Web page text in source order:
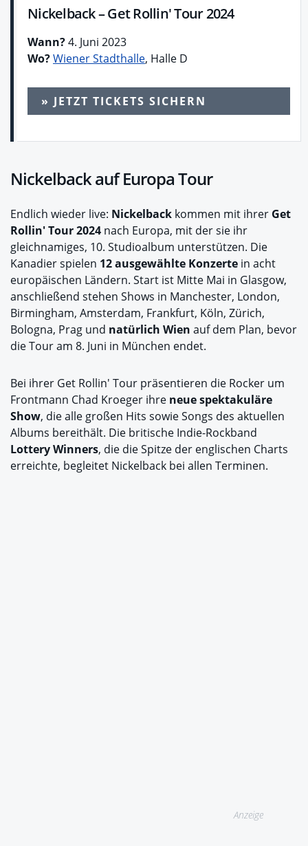
Nickelback – Get Rollin' Tour 2024
Wann?4. Juni 2023
Wo?Wiener Stadthalle, Halle D
» JETZT TICKETS SICHERN
Nickelback auf Europa Tour
Endlich wieder live: Nickelback kommen mit ihrer Get
Rollin' Tour 2024 nach Europa, mit der sie ihr
gleichnamiges, 10. Studioalbum unterstützen. Die
Kanadier spielen 12 ausgewählte Konzerte in acht
europäischen Ländern. Start ist Mitte Mai in Glasgow,
anschließend stehen Shows in Manchester, London,
Birmingham, Amsterdam, Frankfurt, Köln, Zürich,
Bologna, Prag und natürlich Wien auf dem Plan, bevor
die Tour am 8. Juni in München endet.
Bei ihrer Get Rollin' Tour präsentieren die Rocker um
Frontmann Chad Kroeger ihre neue spektakuläre
Show, die alle großen Hits sowie Songs des aktuellen
Albums bereithält. Die britische Indie-Rockband
Lottery Winners, die die Spitze der englischen Charts
erreichte, begleitet Nickelback bei allen Terminen.
Anzeige